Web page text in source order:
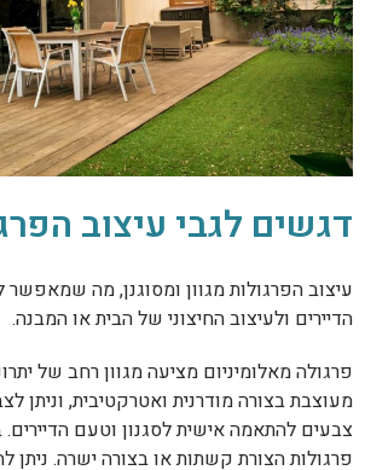
דגשים לגבי עיצוב
עיצוב הפרגולות מגוון ומסוגנן, מה
הדיירים ולעיצוב החיצוני של הבית או המבנה.
פרגולה מאלומיניום מציעה מגוון רחב של
מעוצבת בצורה מודרנית ואטרקטיבית, וניתן
פרגולות הצורת קשתות או בצורה ישרה. ניתן